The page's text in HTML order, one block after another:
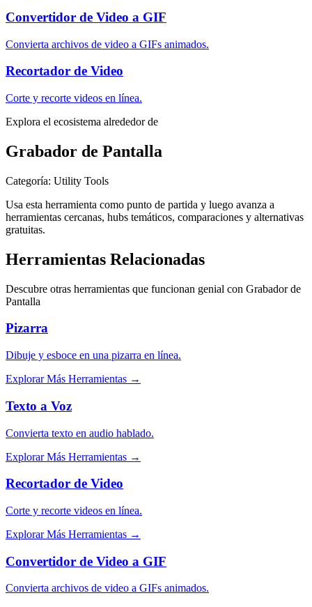
Convertidor de Video a GIF
Convierta archivos de video a GIFs animados.
Recortador de Video
Corte y recorte videos en línea.
Explora el ecosistema alrededor de
Grabador de Pantalla
Categoría: Utility Tools
Usa esta herramienta como punto de partida y luego avanza a
herramientas cercanas, hubs temáticos, comparaciones y alternativas
gratuitas.
Herramientas Relacionadas
Descubre otras herramientas que funcionan genial con Grabador de
Pantalla
Pizarra
Dibuje y esboce en una pizarra en línea.
Explorar Más Herramientas →
Texto a Voz
Convierta texto en audio hablado.
Explorar Más Herramientas →
Recortador de Video
Corte y recorte videos en línea.
Explorar Más Herramientas →
Convertidor de Video a GIF
Convierta archivos de video a GIFs animados.